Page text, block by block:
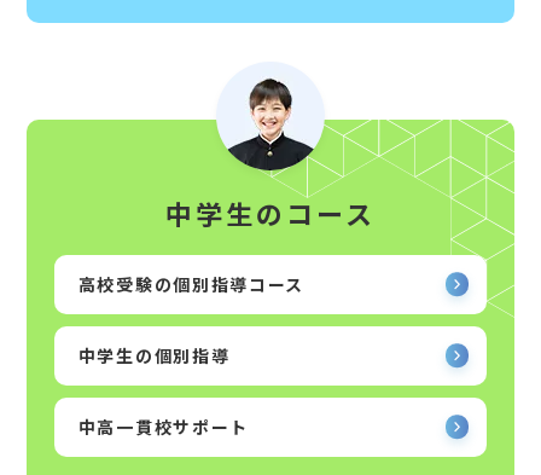
中学生のコース
高校受験の個別指導コース
中学生の個別指導
中高一貫校サポート